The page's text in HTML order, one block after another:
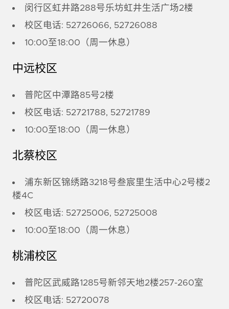
闵行区虹井路288号乐坊虹井生活广场2楼
校区电话: 52726066, 52726088
10:00至18:00（周一休息）
中远校区
普陀区中潭路85号2楼
校区电话: 52721788, 52721789
10:00至18:00（周一休息）
北蔡校区
浦东新区锦绣路3218号叁宸里生活中心2号楼2
楼4C
校区电话: 52725006, 52725008
10:00至18:00（周一休息）
桃浦校区
普陀区武威路1285号新邻天地2楼257-260室
校区电话: 52720078